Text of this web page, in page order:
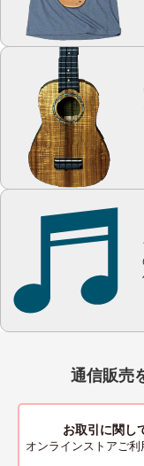
通信販売
お取引に関し
オンラインストアご利